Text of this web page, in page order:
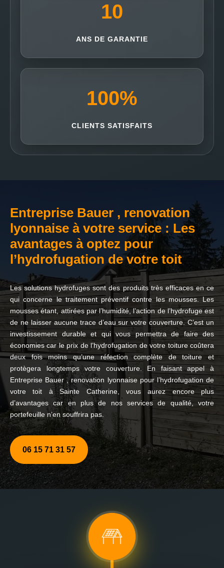
10
ANS DE GARANTIE
100%
CLIENTS SATISFAITS
Entreprise Bauer , renovation
lyonnaise à votre service : Les
avantages à optez pour
l’hydrofugation de votre toit
Les solutions hydrofuges sont des produits très efficaces en ce
qui concerne le traitement préventif contre les mousses. Les
mousses étant, attirées par l’humidité, l’action de l’hydrofuge est
de ne laisser aucune trace d’eau sur votre couverture. C’est un
investissement durable et qui vous permettra de faire des
économies car le prix de l’hydrofugation de votre toiture coûtera
deux fois moins qu’une réfection complète de toiture et
protègera longtemps votre couverture. En faisant appel à
Entreprise Bauer , renovation lyonnaise pour l’hydrofugation de
votre toit à Sainte Catherine, vous aurez encore plus
d’avantages car en plus de nos services de qualité, votre
portefeuille n’en souffrira pas.
06 15 71 31 57